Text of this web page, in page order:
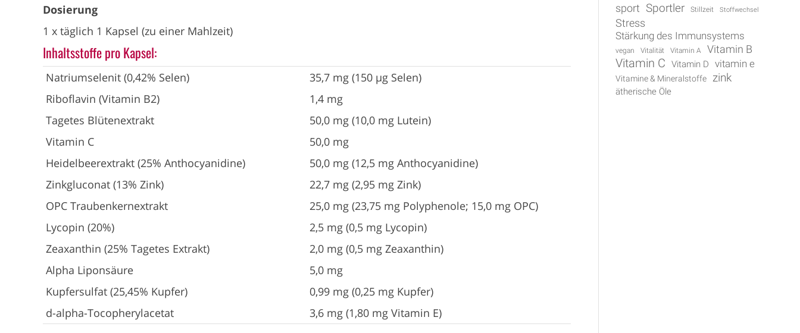
Dosierung
1 x täglich 1 Kapsel (zu einer Mahlzeit)
Inhaltsstoffe pro Kapsel:
Natriumselenit (0,42% Selen)
35,7 mg (150 µg Selen)
Riboflavin (Vitamin B2)
1,4 mg
Tagetes Blütenextrakt
50,0 mg (10,0 mg Lutein)
Vitamin C
50,0 mg
Heidelbeerextrakt (25% Anthocyanidine)
50,0 mg (12,5 mg Anthocyanidine)
Zinkgluconat (13% Zink)
22,7 mg (2,95 mg Zink)
OPC Traubenkernextrakt
25,0 mg (23,75 mg Polyphenole; 15,0 mg OPC)
Lycopin (20%)
2,5 mg (0,5 mg Lycopin)
Zeaxanthin (25% Tagetes Extrakt)
2,0 mg (0,5 mg Zeaxanthin)
Alpha Liponsäure
5,0 mg
Kupfersulfat (25,45% Kupfer)
0,99 mg (0,25 mg Kupfer)
d-alpha-Tocopherylacetat
3,6 mg (1,80 mg Vitamin E)
sport Sportler Stillzeit Stoffwechsel
Stress
Stärkung des Immunsystems
vegan Vitalität Vitamin A Vitamin B
Vitamin C Vitamin D vitamin e
Vitamine & Mineralstoffe zink
ätherische Öle